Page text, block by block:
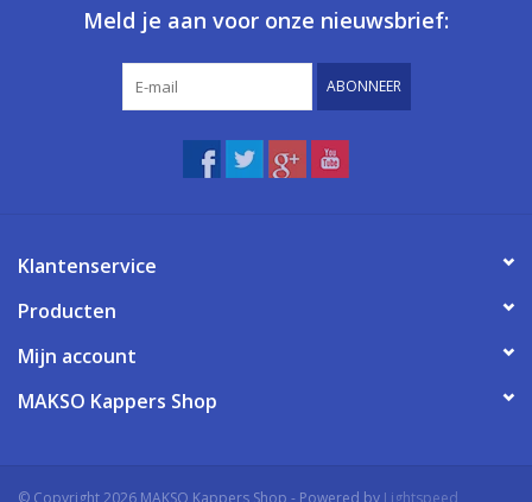
Meld je aan voor onze nieuwsbrief:
ABONNEER
Klantenservice
Producten
Mijn account
MAKSO Kappers Shop